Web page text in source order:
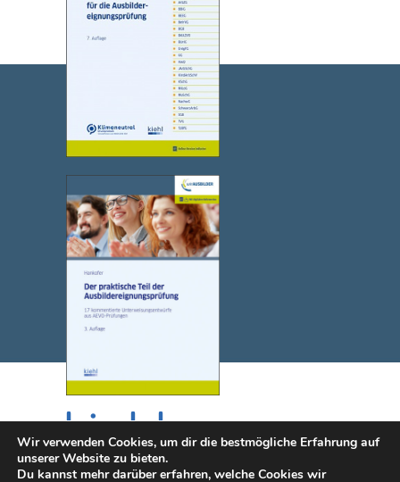
© 2025 NWB Verlag. Kiehl ist eine Marke des NWB Verlags.
Wir verwenden Cookies, um dir die bestmögliche Erfahrung auf
unserer Website zu bieten.
Du kannst mehr darüber erfahren, welche Cookies wir